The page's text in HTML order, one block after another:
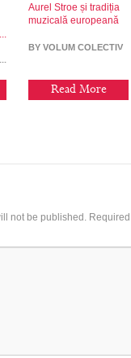
Aurel Stroe și tradiția
muzicală europeană
BY VOLUM COLECTIV
Read More
not be published.